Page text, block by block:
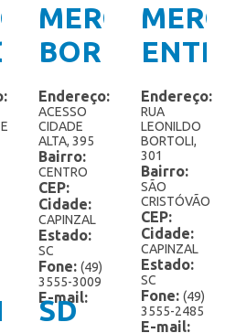
MERCADO
BORIN
Endereço:
ACESSO
CIDADE
ALTA, 395
Bairro:
CENTRO
CEP:
Cidade:
CAPINZAL
Estado:
SC
Fone: (49)
3555-3009
E-mail:
Endereço:
RUA
LEONILDO
BORTOLI,
301
Bairro:
SÃO
CRISTÓVÃO
CEP:
Cidade:
CAPINZAL
Estado:
SC
Fone: (49)
3555-2485
E-mail:
SD